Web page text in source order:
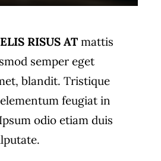
RISUS ATmattis
semper eget
blandit. Tristique
feugiat in
odio etiam duis